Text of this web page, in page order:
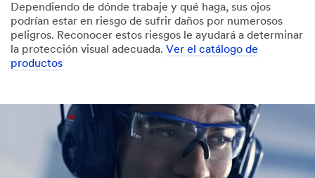
Dependiendo de dónde trabaje y qué haga, sus ojos
podrían estar en riesgo de sufrir daños por numerosos
peligros. Reconocer estos riesgos le ayudará a determinar
la protección visual adecuada. Ver el catálogo de
productos